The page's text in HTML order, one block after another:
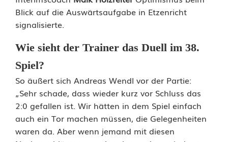
Blick auf die Auswärtsaufgabe in Etzenricht
signalisierte.
Wie sieht der Trainer das Duell im 38.
Spiel?
So äußert sich Andreas Wendl vor der Partie:
„Sehr schade, dass wieder kurz vor Schluss das
2:0 gefallen ist. Wir hätten in dem Spiel einfach
auch ein Tor machen müssen, die Gelegenheiten
waren da. Aber wenn jemand mit diesen